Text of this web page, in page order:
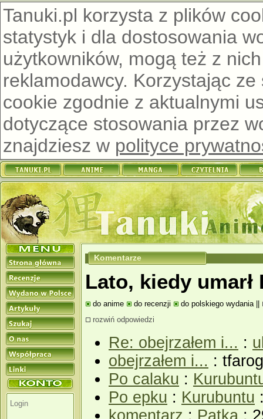
Tanuki.pl korzysta z plików
statystyk i dla dostosowania
użytkowników, mogą też z
reklamodawcy. Korzystając
cookie zgodnie z aktualnymi
dotyczące stosowania przez
znajdziesz w polityce
Komentarze
Lato, kiedy umarł
do anime do recenzji do polskiego wydania||
rozwiń odpowiedzi
Re: obejrzałem i... :
obejrzałem i... :
Po calaku :
Po epku : Kurubuntu
komentarz : Patka :